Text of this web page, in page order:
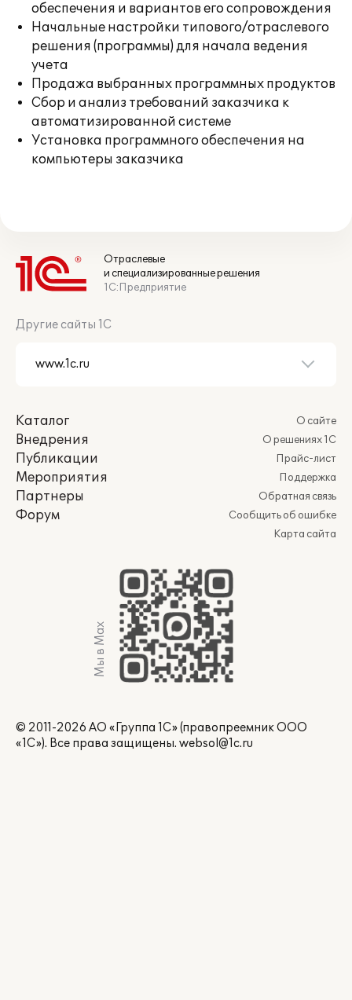
обеспечения и вариантов его сопровождения
Начальные настройки типового/отраслевого
решения (программы) для начала ведения
учета
Продажа выбранных программных продуктов
Сбор и анализ требований заказчика к
автоматизированной системе
Установка программного обеспечения на
компьютеры заказчика
Отраслевые
и специализированные решения
1С:Предприятие
Другие сайты 1С
Каталог
Внедрения
Публикации
Мероприятия
Партнеры
Форум
О сайте
О решениях 1С
Прайс-лист
Поддержка
Обратная связь
Сообщить об ошибке
Карта сайта
Мы в Max
© 2011-2026 АО «Группа 1С» (правопреемник ООО
«1С»). Все права защищены. websol@1c.ru